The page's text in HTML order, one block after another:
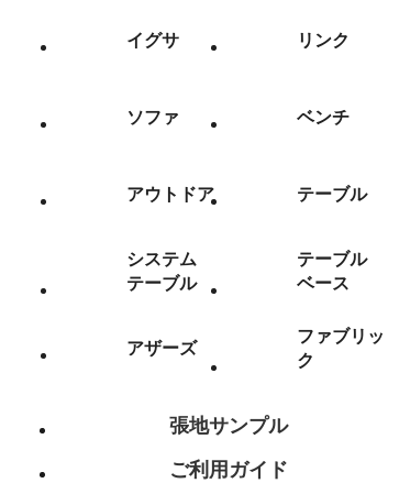
イグサ リンク
ソファ ベンチ
アウトドア テーブル
システム
テーブル
テーブル
ベース
アザーズ
ファブリッ
ク
張地サンプル
ご利用ガイド